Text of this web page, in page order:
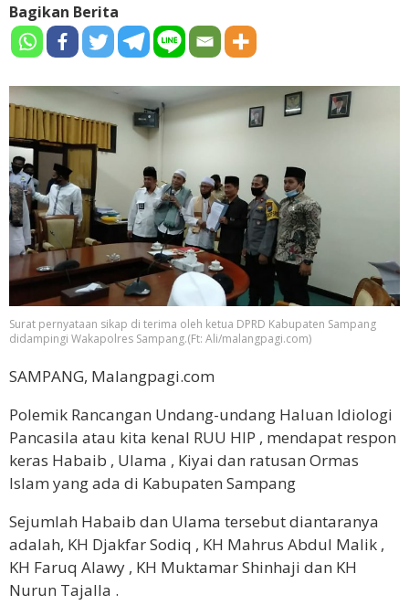
Bagikan Berita
Surat pernyataan sikap di terima oleh ketua DPRD Kabupaten Sampang
didampingi Wakapolres Sampang.(Ft: Ali/malangpagi.com)
SAMPANG, Malangpagi.com
Polemik Rancangan Undang-undang Haluan Idiologi
Pancasila atau kita kenal RUU HIP , mendapat respon
keras Habaib , Ulama , Kiyai dan ratusan Ormas
Islam yang ada di Kabupaten Sampang
Sejumlah Habaib dan Ulama tersebut diantaranya
adalah, KH Djakfar Sodiq , KH Mahrus Abdul Malik ,
KH Faruq Alawy , KH Muktamar Shinhaji dan KH
Nurun Tajalla .